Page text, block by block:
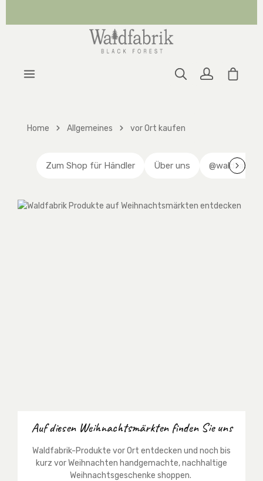
Home Allgemeines vor Ort kaufen
Zum Shop für Händler Über uns @waldfabrik
Auf diesen Weihnachtsmärkten finden Sie uns
Waldfabrik-Produkte vor Ort entdecken und noch bis
kurz vor Weihnachten handgemachte, nachhaltige
Weihnachtsgeschenke shoppen.